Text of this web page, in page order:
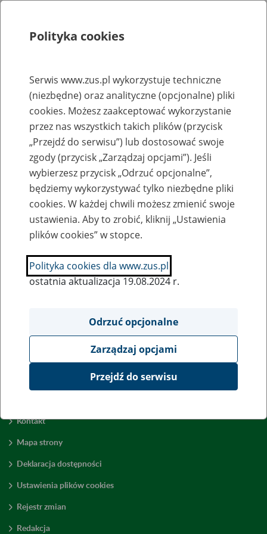
Wymagania dla oprogramowania interfejsowego
Szablon pliku mapowania do
masowego importu Z-3, Z-3a, Z-3b
Mapowanie zip, 37 kB
Utworzył/Odpowiada: Anna Borowska - DOK WKS - 05.11.2021 r., godz. 14:46
Udostępnił: Anna Borowska - DOK WKS - 05.11.2021 r., godz. 14:45
Kontakt
Mapa strony
Deklaracja dostępności
Ustawienia plików cookies
Rejestr zmian
Redakcja
Polityka cookies
Serwis www.zus.pl wykorzystuje techniczne
(niezbędne) oraz analityczne (opcjonalne) pliki
cookies. Możesz zaakceptować wykorzystanie
przez nas wszystkich takich plików (przycisk
„Przejdź do serwisu”) lub dostosować swoje
zgody (przycisk „Zarządzaj opcjami”). Jeśli
wybierzesz przycisk „Odrzuć opcjonalne”,
będziemy wykorzystywać tylko niezbędne pliki
cookies. W każdej chwili możesz zmienić swoje
ustawienia. Aby to zrobić, kliknij „Ustawienia
plików cookies” w stopce.
Polityka cookies dla www.zus.pl
ostatnia aktualizacja 19.08.2024 r.
Odrzuć opcjonalne
Zarządzaj opcjami
Przejdź do serwisu